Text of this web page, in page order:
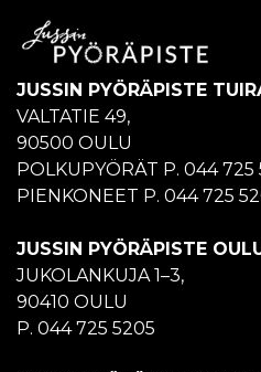
JUSSIN PYÖRÄPISTE
VALTATIE 49,
90500 OULU
POLKUPYÖRÄT P. 044 725
PIENKONEET P. 044 725
JUSSIN PYÖRÄPISTE
JUKOLANKUJA 1–3,
90410 OULU
P. 044 725 5205